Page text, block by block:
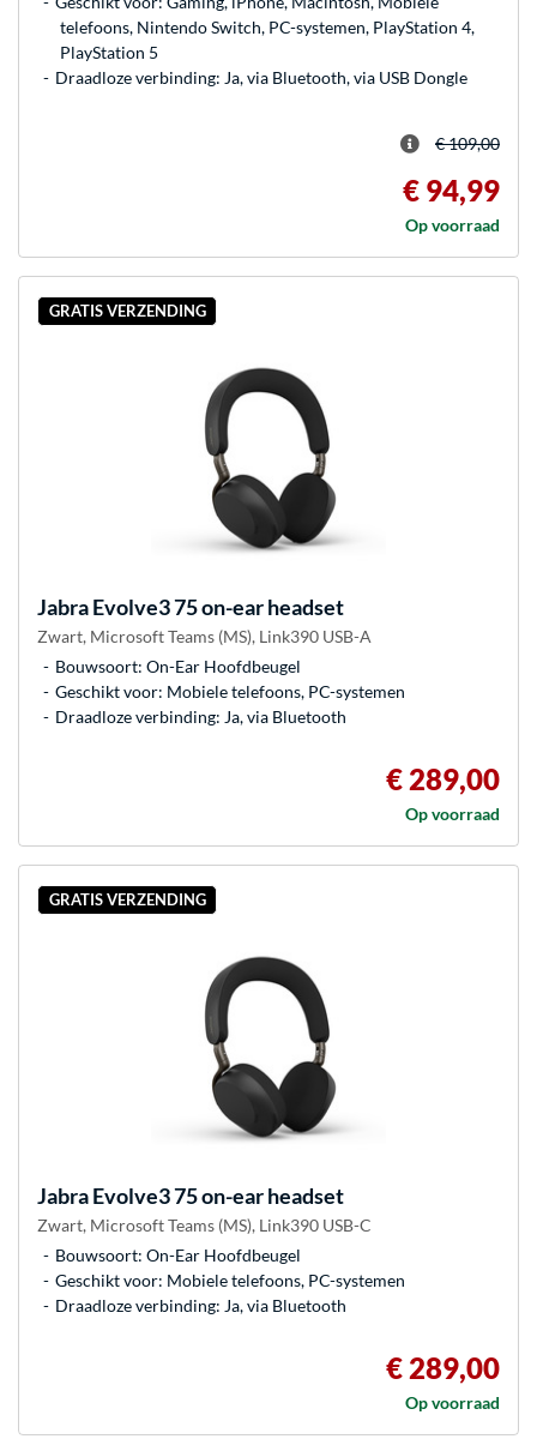
telefoons, Nintendo Switch, PC-systemen, PlayStation 4,
PlayStation 5
Draadloze verbinding: Ja, via Bluetooth, via USB Dongle
€ 109,00
€ 94,99
Op voorraad
GRATIS VERZENDING
JabraEvolve3 75 on-ear headset
Zwart, Microsoft Teams (MS), Link390 USB-A
Bouwsoort: On-Ear Hoofdbeugel
Geschikt voor: Mobiele telefoons, PC-systemen
Draadloze verbinding: Ja, via Bluetooth
€ 289,00
Op voorraad
GRATIS VERZENDING
JabraEvolve3 75 on-ear headset
Zwart, Microsoft Teams (MS), Link390 USB-C
Bouwsoort: On-Ear Hoofdbeugel
Geschikt voor: Mobiele telefoons, PC-systemen
Draadloze verbinding: Ja, via Bluetooth
€ 289,00
Op voorraad